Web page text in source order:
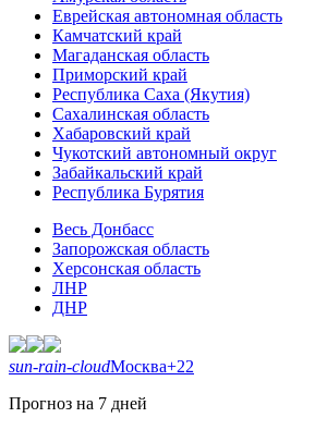
Еврейская автономная область
Камчатский край
Магаданская область
Приморский край
Республика Саха (Якутия)
Сахалинская область
Хабаровский край
Чукотский автономный округ
Забайкальский край
Республика Бурятия
Весь Донбасс
Запорожская область
Херсонская область
ЛНР
ДНР
sun-rain-cloudМосква+22
Прогноз на 7 дней